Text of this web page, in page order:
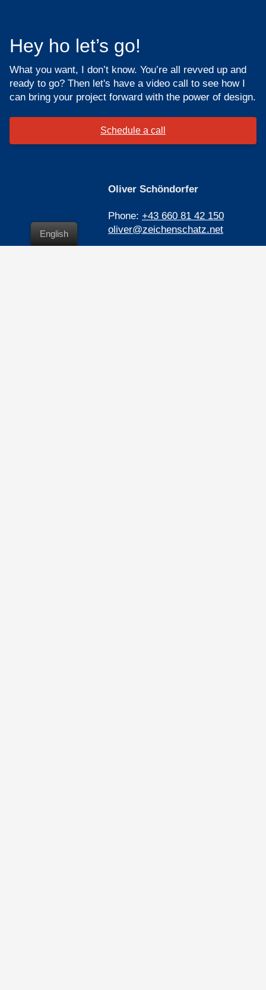
Hey ho let’s go!
What you want, I don’t know. You’re all revved up and
ready to go? Then let's have a video call to see how I
can bring your project forward with the power of design.
Schedule a call
Oliver Schöndorfer
Phone: +43 660 81 42 150
oliver@zeichenschatz.net
English